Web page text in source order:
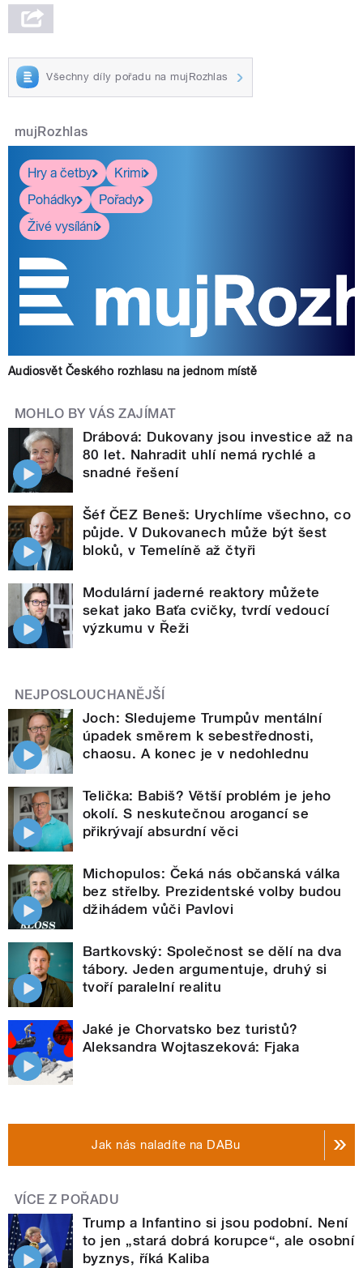
Všechny díly pořadu na mujRozhlas
mujRozhlas
Hry a četby
Krimi
Pohádky
Pořady
Živé vysílání
Audiosvět Českého rozhlasu na jednom místě
MOHLO BY VÁS ZAJÍMAT
Drábová: Dukovany jsou investice až na
80 let. Nahradit uhlí nemá rychlé a
snadné řešení
Šéf ČEZ Beneš: Urychlíme všechno, co
půjde. V Dukovanech může být šest
bloků, v Temelíně až čtyři
Modulární jaderné reaktory můžete
sekat jako Baťa cvičky, tvrdí vedoucí
výzkumu v Řeži
NEJPOSLOUCHANĚJŠÍ
Joch: Sledujeme Trumpův mentální
úpadek směrem k sebestřednosti,
chaosu. A konec je v nedohlednu
Telička: Babiš? Větší problém je jeho
okolí. S neskutečnou arogancí se
přikrývají absurdní věci
Michopulos: Čeká nás občanská válka
bez střelby. Prezidentské volby budou
džihádem vůči Pavlovi
Bartkovský: Společnost se dělí na dva
tábory. Jeden argumentuje, druhý si
tvoří paralelní realitu
Jaké je Chorvatsko bez turistů?
Aleksandra Wojtaszeková: Fjaka
Jak nás naladíte na DABu
VÍCE Z POŘADU
Trump a Infantino si jsou podobní. Není
to jen „stará dobrá korupce“, ale osobní
byznys, říká Kaliba